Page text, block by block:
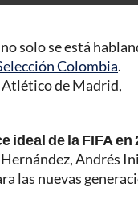
solo se está
Colombia.
Atlético de Madrid,
ideal de la FIFA en
Andrés
las nuevas